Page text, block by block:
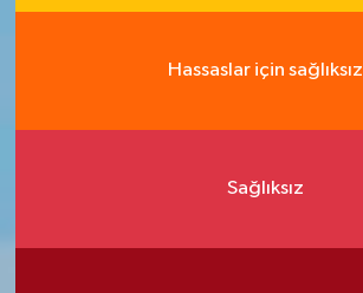
Hassaslar için sağlıksız
Sağlıksız